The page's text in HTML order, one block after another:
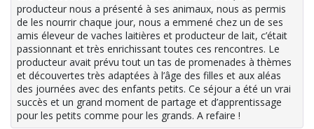
producteur nous a présenté à ses animaux, nous as permis
de les nourrir chaque jour, nous a emmené chez un de ses
amis éleveur de vaches laitières et producteur de lait, c’était
passionnant et très enrichissant toutes ces rencontres. Le
producteur avait prévu tout un tas de promenades à thèmes
et découvertes très adaptées à l’âge des filles et aux aléas
des journées avec des enfants petits. Ce séjour a été un vrai
succès et un grand moment de partage et d’apprentissage
pour les petits comme pour les grands. A refaire !